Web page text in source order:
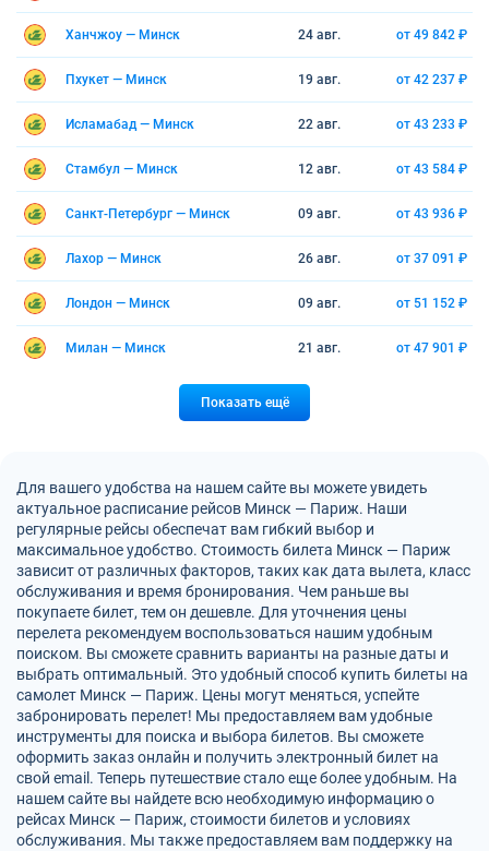
Ханчжоу — Минск 24 авг. от 49 842 ₽
Пхукет — Минск 19 авг. от 42 237 ₽
Исламабад — Минск 22 авг. от 43 233 ₽
Стамбул — Минск 12 авг. от 43 584 ₽
Санкт-Петербург — Минск 09 авг. от 43 936 ₽
Лахор — Минск 26 авг. от 37 091 ₽
Лондон — Минск 09 авг. от 51 152 ₽
Милан — Минск 21 авг. от 47 901 ₽
Показать ещё
Для вашего удобства на нашем сайте вы можете увидеть
актуальное расписание рейсов Минск — Париж. Наши
регулярные рейсы обеспечат вам гибкий выбор и
максимальное удобство. Стоимость билета Минск — Париж
зависит от различных факторов, таких как дата вылета, класс
обслуживания и время бронирования. Чем раньше вы
покупаете билет, тем он дешевле. Для уточнения цены
перелета рекомендуем воспользоваться нашим удобным
поиском. Вы сможете сравнить варианты на разные даты и
выбрать оптимальный. Это удобный способ купить билеты на
самолет Минск — Париж. Цены могут меняться, успейте
забронировать перелет! Мы предоставляем вам удобные
инструменты для поиска и выбора билетов. Вы сможете
оформить заказ онлайн и получить электронный билет на
свой email. Теперь путешествие стало еще более удобным. На
нашем сайте вы найдете всю необходимую информацию о
рейсах Минск — Париж, стоимости билетов и условиях
обслуживания. Мы также предоставляем вам поддержку на